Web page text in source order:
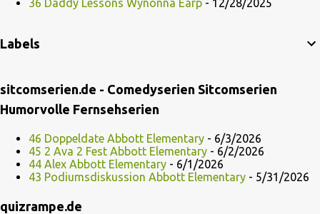
36 Daddy Lessons Wynonna Earp - 12/28/2025
Labels
sitcomserien.de - Comedyserien Sitcomserien
Humorvolle Fernsehserien
46 Doppeldate Abbott Elementary - 6/3/2026
45 2 Ava 2 Fest Abbott Elementary - 6/2/2026
44 Alex Abbott Elementary - 6/1/2026
43 Podiumsdiskussion Abbott Elementary - 5/31/2026
quizrampe.de